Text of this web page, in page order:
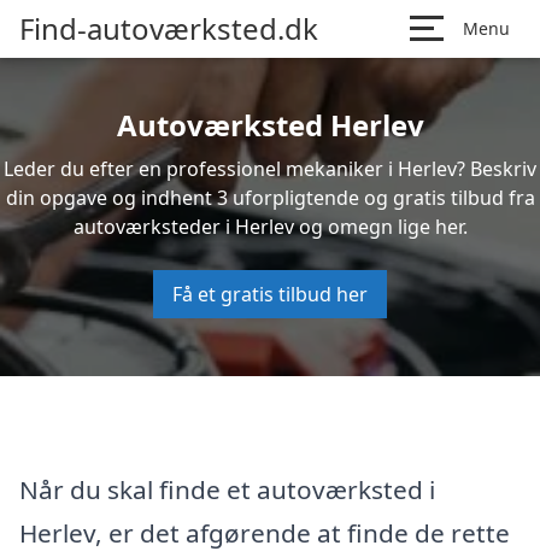
Find-autoværksted.dk Menu
Autoværksted Herlev
Leder du efter en professionel mekaniker i Herlev? Beskriv
din opgave og indhent 3 uforpligtende og gratis tilbud fra
autoværksteder i Herlev og omegn lige her.
Få et gratis tilbud her
Når du skal finde et autoværksted i
Herlev, er det afgørende at finde de rette